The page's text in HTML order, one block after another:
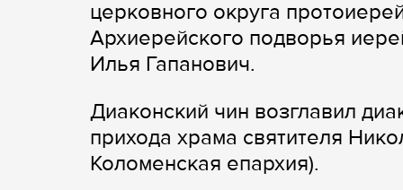
церковного округа
Архиерейского подворья
Илья Гапанович.
Диаконский чин возглавил
прихода храма святителя
Коломенская епархия).